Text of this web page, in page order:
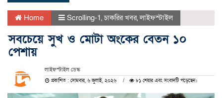
Home Scrolling-1,চাকরির খবর,লাইফস্টাইল
সবচেয়ে সুখ ও মোটা অংকের বেতন ১০
পেশায়
লাইফস্টাইল ডেস্ক
প্রকাশিত : সোমবার, ৬ জুলাই, ২০২৬ ৮১ শেয়ার এবং সংবাদটি পড়েছেন।